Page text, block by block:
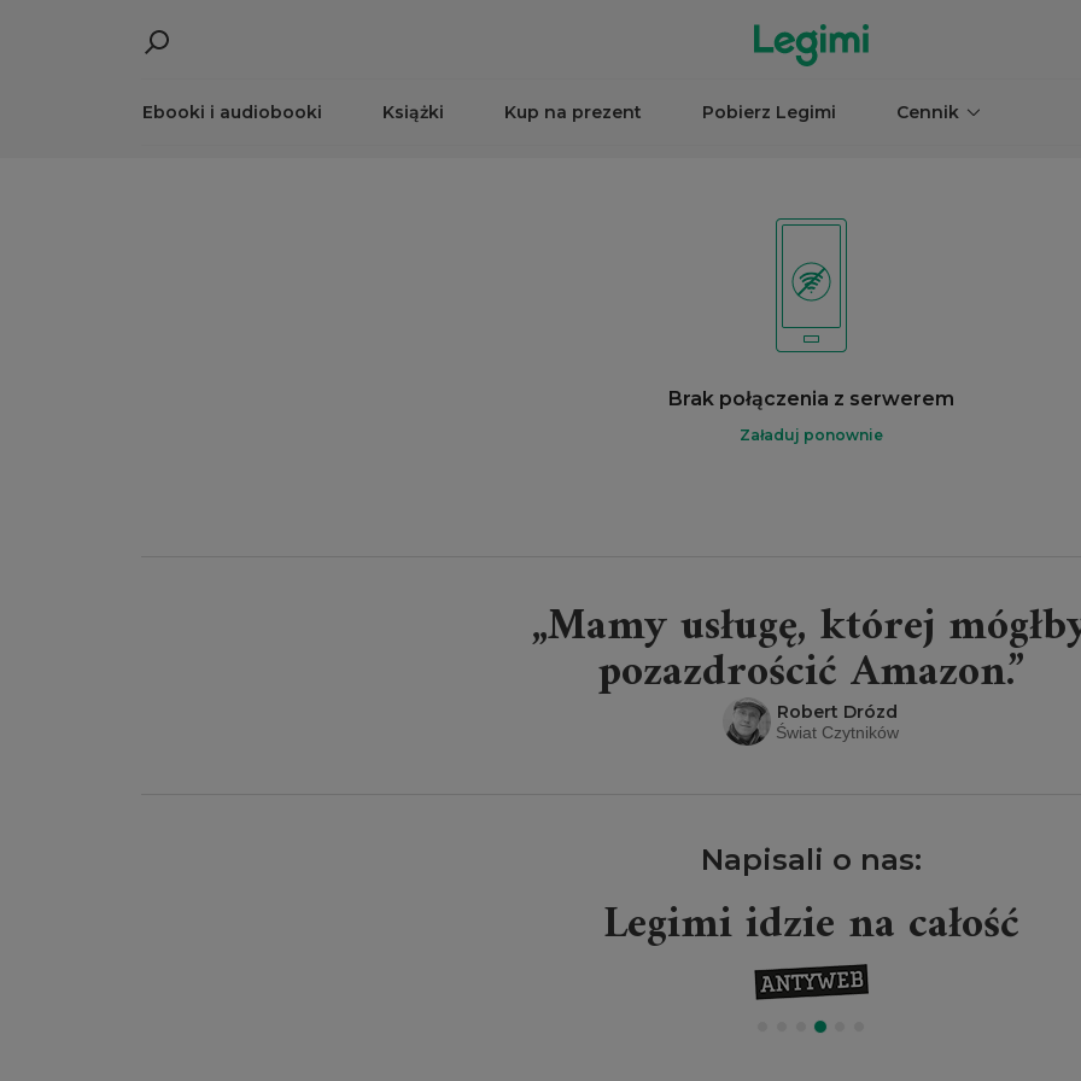
Ebooki i audiobooki Książki Kup na prezent Pobierz Legimi Cennik
Brak połączenia z serwerem
Załaduj ponownie
„Mamy usługę, której
pozazdrościć Amazon.”
Robert Drózd
Świat Czytników
Napisali o nas:
Legimi idzie na całość